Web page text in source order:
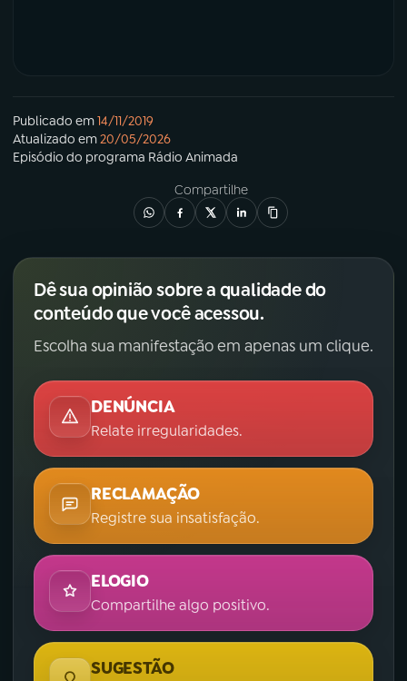
Publicado em14/11/2019
Atualizado em20/05/2026
Episódio do programa Rádio Animada
Compartilhe
Dê sua opinião sobre a qualidade do
conteúdo que você acessou.
Escolha sua manifestação em apenas um clique.
DENÚNCIA
Relate irregularidades.
RECLAMAÇÃO
Registre sua insatisfação.
ELOGIO
Compartilhe algo positivo.
SUGESTÃO